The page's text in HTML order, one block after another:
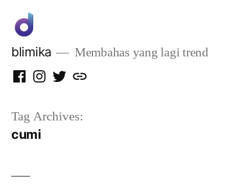
content
blimika Membahas yang lagi trend
Facebook
Instagram
TwitterPrivacy
Tag Archives:
cumi